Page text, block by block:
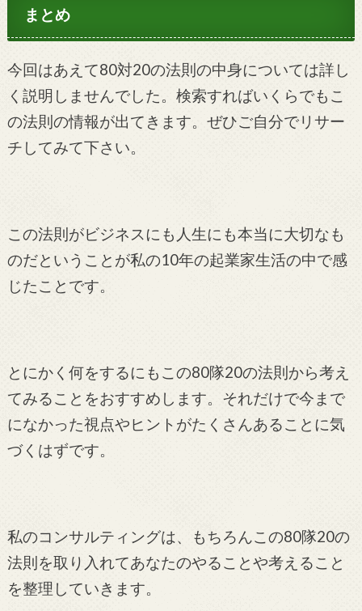
まとめ
今回はあえて80対20の法則の中身については詳し
く説明しませんでした。検索すればいくらでもこ
の法則の情報が出てきます。ぜひご自分でリサー
チしてみて下さい。
この法則がビジネスにも人生にも本当に大切なも
のだということが私の10年の起業家生活の中で感
じたことです。
とにかく何をするにもこの80隊20の法則から考え
てみることをおすすめします。それだけで今まで
になかった視点やヒントがたくさんあることに気
づくはずです。
私のコンサルティングは、もちろんこの80隊20の
法則を取り入れてあなたのやることや考えること
を整理していきます。